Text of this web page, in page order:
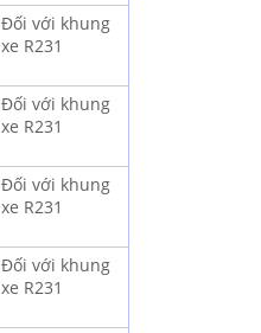
Đối với khung
xe R231
Đối với khung
xe R231
Đối với khung
xe R231
Đối với khung
xe R231